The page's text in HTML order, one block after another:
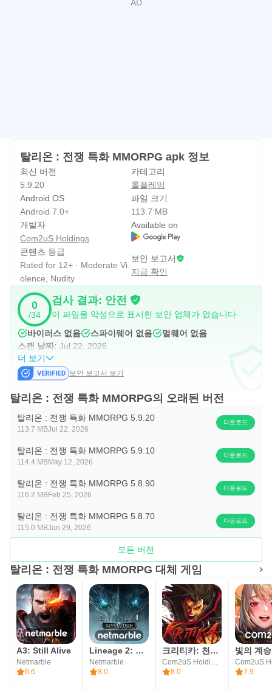
** 본 게임의 일부 아이템은 구매가 필요하며, 종류에 따라
추가 비용이 발생할 수 있습니다.
[인앱 결제 고지]
‘탈리온 : 전쟁 특화 MMORPG’의 일부 아이템은 구매가 필
요하며, 종류에 따라 추가 비용이 발생할 수 있습니다.
[스마트폰 앱 접근권한 안내]
▶접근권한 별 안내
을 요청하고 있습니다.
[필수적 접근권한]
없음
[선택적 접근권한]
- 알림: 앱에서 보내는 푸시 및 기타 알림을 수신하기 위해
※ 선택적 접근권한의 허용에 동의하지 않아도, 해당 권한과
관련된 기능을 제외한 서비스의 이용은 가능합니다.
접근권한을 개별적으로 설정하실 수 없으므로, 6.0이상으로
▶접근권한 철회방법
접근 권한 동의 후, 다음과 같이 접근권한을 재설정하거나
철회할 수 있습니다.
[운영체제6.0이상]
설정>애플리케이션 관리>해당 앱선택>권한>접근권한 동의
또는 철회 선택
[운영체제6.0미만]
운영체제를 업그레이드하여 접근권한을 철회하거나, 앱을
탈리온 : 전쟁 특화 MMORPG apk 정보
최신 버전
5.9.20
카테고리
롤플레잉
Android OS
Android 7.0+
파일 크기
113.7 MB
개발자
Com2uS Holdings
Available on
콘텐츠 등급
Rated for 12+ · Moderate Vi
olence, Nudity
보안 보고서
지금 확인
0
/34
검사 결과: 안전
이 파일을 악성으로 표시한 보안 업체가 없습니다
바이러스 없음
스파이웨어 없음
멀웨어 없음
스캔 날짜: Jul 22, 2026
더 보기
보안 보고서 보기
탈리온 : 전쟁 특화 MMORPG의 오래된 버전
탈리온 : 전쟁 특화 MMORPG 5.9.20
113.7 MBJul 22, 2026
다운로드
탈리온 : 전쟁 특화 MMORPG 5.9.10
114.4 MBMay 12, 2026
다운로드
탈리온 : 전쟁 특화 MMORPG 5.8.90
116.2 MBFeb 25, 2026
다운로드
탈리온 : 전쟁 특화 MMORPG 5.8.70
115.0 MBJan 29, 2026
다운로드
모든 버전
탈리온 : 전쟁 특화 MMORPG 대체 게임
A3: Still Alive
Netmarble
6.6
Lineage 2: Revolution
Netmarble
8.0
크리티카: 천상의 기사단 - 액션 RPG
8.0
7.9